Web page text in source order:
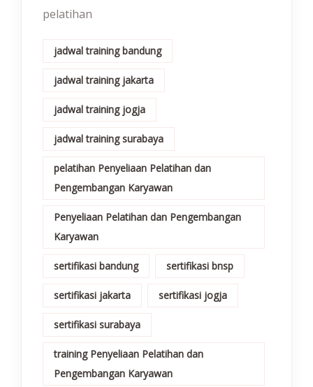
pelatihan
jadwal training bandung
jadwal training jakarta
jadwal training jogja
jadwal training surabaya
pelatihan Penyeliaan Pelatihan dan
Pengembangan Karyawan
Penyeliaan Pelatihan dan Pengembangan
Karyawan
sertifikasi bandung sertifikasi bnsp
sertifikasi jakarta sertifikasi jogja
sertifikasi surabaya
training Penyeliaan Pelatihan dan
Pengembangan Karyawan